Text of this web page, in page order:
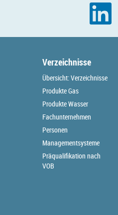
Verzeichnisse
Übersicht: Verzeichnisse
Produkte Gas
Produkte Wasser
Fachunternehmen
Personen
Managementsysteme
Präqualifikation nach
VOB